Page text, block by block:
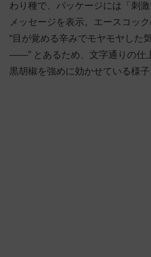
わり種で、パッケージには「刺
メッセージを表示。エースコッ
“目が覚める辛みでモヤモヤした
——” とあるため、文字通りの仕
黒胡椒を強めに効かせている様子